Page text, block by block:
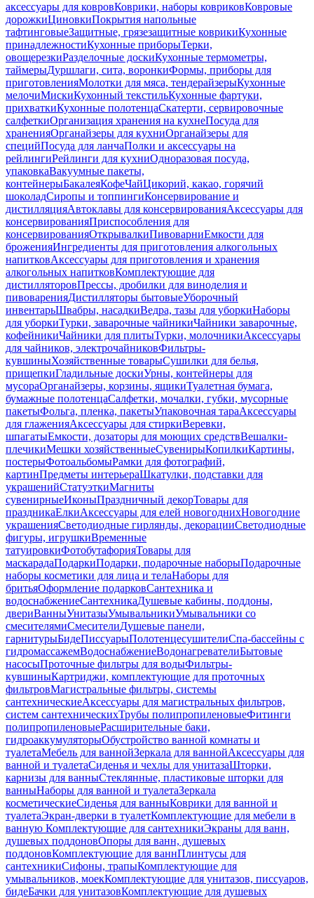
аксессуары для ковровКоврики, наборы ковриковКовровые
дорожкиЦиновкиПокрытия напольные
тафтинговыеЗащитные, грязезащитные коврикиКухонные
принадлежностиКухонные приборыТерки,
овощерезкиРазделочные доскиКухонные термометры,
таймерыДуршлаги, сита, воронкиФормы, приборы для
приготовленияМолотки для мяса, тендерайзерыКухонные
мелочиМискиКухонный текстильКухонные фартуки,
прихваткиКухонные полотенцаСкатерти, сервировочные
салфеткиОрганизация хранения на кухнеПосуда для
храненияОрганайзеры для кухниОрганайзеры для
специйПосуда для ланчаПолки и аксессуары на
рейлингиРейлинги для кухниОдноразовая посуда,
упаковкаВакуумные пакеты,
контейнерыБакалеяКофеЧайЦикорий, какао, горячий
шоколадСиропы и топпингиКонсервирование и
дистилляцияАвтоклавы для консервированияАксессуары для
консервированияПриспособления для
консервированияОткрывалкиПивоварниЕмкости для
броженияИнгредиенты для приготовления алкогольных
напитковАксессуары для приготовления и хранения
алкогольных напитковКомплектующие для
дистилляторовПрессы, дробилки для виноделия и
пивоваренияДистилляторы бытовыеУборочный
инвентарьШвабры, насадкиВедра, тазы для уборкиНаборы
для уборкиТурки, заварочные чайникиЧайники заварочные,
кофейникиЧайники для плитыТурки, молочникиАксессуары
для чайников, электрочайниковФильтры-
кувшиныХозяйственные товарыСушилки для белья,
прищепкиГладильные доскиУрны, контейнеры для
мусораОрганайзеры, корзины, ящикиТуалетная бумага,
бумажные полотенцаСалфетки, мочалки, губки, мусорные
пакетыФольга, пленка, пакетыУпаковочная тараАксессуары
для глаженияАксессуары для стиркиВеревки,
шпагатыЕмкости, дозаторы для моющих средствВешалки-
плечикиМешки хозяйственныеСувенирыКопилкиКартины,
постерыФотоальбомыРамки для фотографий,
картинПредметы интерьераШкатулки, подставки для
украшенийСтатуэткиМагниты
сувенирныеИконыПраздничный декорТовары для
праздникаЕлкиАксессуары для елей новогоднихНовогодние
украшенияСветодиодные гирлянды, декорацииСветодиодные
фигуры, игрушкиВременные
татуировкиФотобутафорияТовары для
маскарадаПодаркиПодарки, подарочные наборыПодарочные
наборы косметики для лица и телаНаборы для
бритьяОформление подарковСантехника и
водоснабжениеСантехникаДушевые кабины, поддоны,
двериВанныУнитазыУмывальникиУмывальники со
смесителямиСмесителиДушевые панели,
гарнитурыБидеПиссуарыПолотенцесушителиСпа-бассейны с
гидромассажемВодоснабжениеВодонагревателиБытовые
насосыПроточные фильтры для водыФильтры-
кувшиныКартриджи, комплектующие для проточных
фильтровМагистральные фильтры, системы
сантехническиеАксессуары для магистральных фильтров,
систем сантехническихТрубы полипропиленовыеФитинги
полипропиленовыеРасширительные баки,
гидроаккумуляторыОбустройство ванной комнаты и
туалетаМебель для ваннойЗеркала для ваннойАксессуары для
ванной и туалетаСиденья и чехлы для унитазаШторки,
карнизы для ванныСтеклянные, пластиковые шторки для
ванныНаборы для ванной и туалетаЗеркала
косметическиеСиденья для ванныКоврики для ванной и
туалетаЭкран-дверки в туалетКомплектующие для мебели в
ванную Комплектующие для сантехникиЭкраны для ванн,
душевых поддоновОпоры для ванн, душевых
поддоновКомплектующие для ваннПлинтусы для
сантехникиСифоны, трапыКомплектующие для
умывальников, моекКомплектующие для унитазов, писсуаров,
бидеБачки для унитазовКомплектующие для душевых